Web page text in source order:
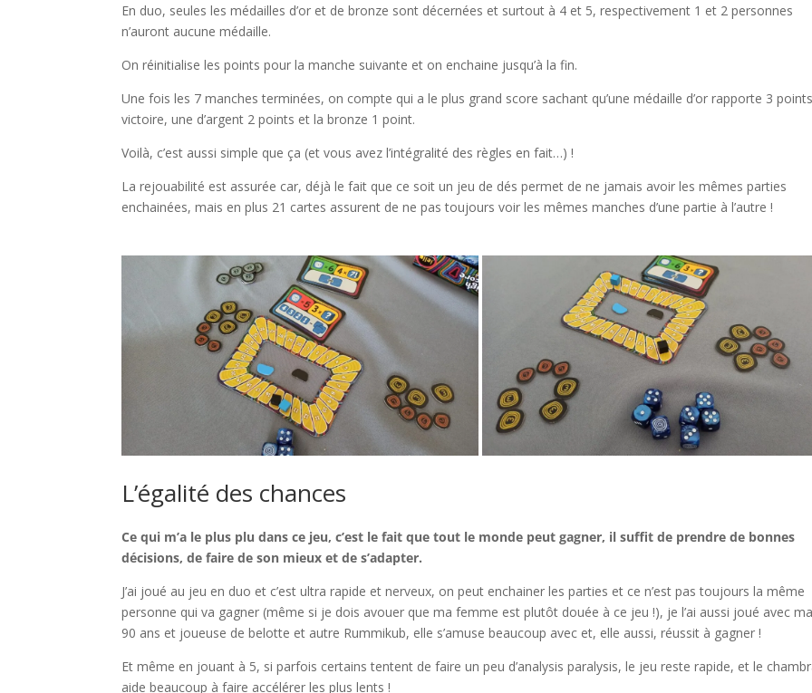
En duo, seules les médailles d’or et de bronze sont décernées et surtout à 4 et 5, respectivement 1 et 2 personnes
n’auront aucune médaille.
On réinitialise les points pour la manche suivante et on enchaine jusqu’à la fin.
Une fois les 7 manches terminées, on compte qui a le plus grand score sachant qu’une médaille d’or rapporte 3
victoire, une d’argent 2 points et la bronze 1 point.
Voilà, c’est aussi simple que ça (et vous avez l’intégralité des règles en fait…) !
La rejouabilité est assurée car, déjà le fait que ce soit un jeu de dés permet de ne jamais avoir les mêmes parties
enchainées, mais en plus 21 cartes assurent de ne pas toujours voir les mêmes manches d’une partie à l’autre !
L’égalité des chances
Ce qui m’a le plus plu dans ce jeu, c’est le fait que tout le monde peut gagner, il suffit de prendre de bonnes
décisions, de faire de son mieux et de s’adapter.
J’ai joué au jeu en duo et c’est ultra rapide et nerveux, on peut enchainer les parties et ce n’est pas toujours la même
personne qui va gagner (même si je dois avouer que ma femme est plutôt douée à ce jeu !), je l’ai aussi joué avec
90 ans et joueuse de belotte et autre Rummikub, elle s’amuse beaucoup avec et, elle aussi, réussit à gagner !
Et même en jouant à 5, si parfois certains tentent de faire un peu d’analysis paralysis, le jeu reste rapide, et le
aide beaucoup à faire accélérer les plus lents !